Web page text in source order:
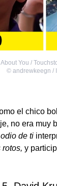
You /
© andrewkeegn /
el chico
no era muy
de ti
rotos, y